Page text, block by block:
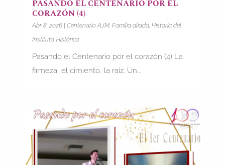
PASANDO EL CENTENARIO POR EL
CORAZÓN (4)
Abr 8, 2026| Centenario AJM, Familia aliada, Historia del
Instituto, Histórico
Pasando el Centenario por el corazón (4) La
firmeza, el cimiento, la raíz. Un...